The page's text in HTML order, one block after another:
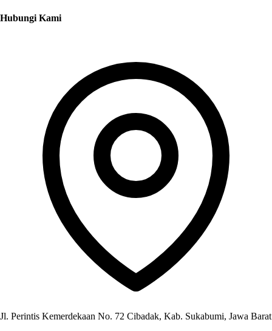
Hubungi Kami
Jl. Perintis Kemerdekaan No. 72 Cibadak, Kab. Sukabumi, Jawa Barat